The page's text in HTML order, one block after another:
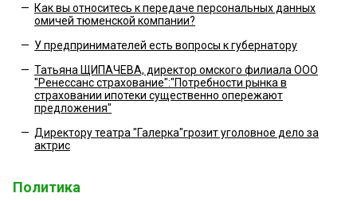
— Как вы относитесь к передаче персональных данных
омичей тюменской компании?
— У предпринимателей есть вопросы к губернатору
— Татьяна ЩИПАЧЕВА, директор омского филиала ООО
"Ренессанс страхование":"Потребности рынка в
страховании ипотеки существенно опережают
предложения"
— Директору театра "Галерка"грозит уголовное дело за
актрис
Политика